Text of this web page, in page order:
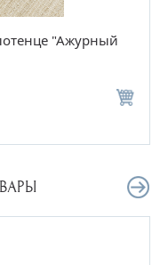
"Ажурный